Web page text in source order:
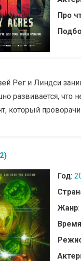
Про
Рег и Линдси
развивается, что
который
Год:
Жанр:
Время